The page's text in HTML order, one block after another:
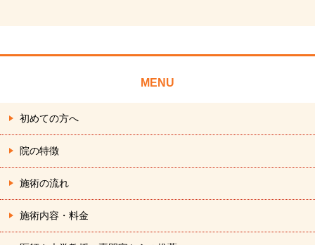
MENU
初めての方へ
院の特徴
施術の流れ
施術内容・料金